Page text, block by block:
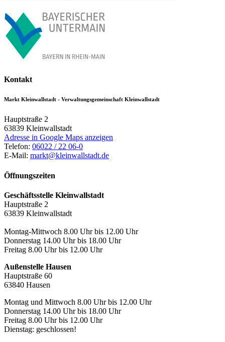
Kontakt
Markt Kleinwallstadt - Verwaltungsgemeinschaft Kleinwallstadt
Hauptstraße 2
63839 Kleinwallstadt
Adresse in Google Maps anzeigen
Telefon: 06022 / 22 06-0
E-Mail: markt@kleinwallstadt.de
Öffnungszeiten
Geschäftsstelle Kleinwallstadt
Hauptstraße 2
63839 Kleinwallstadt
Montag-Mittwoch 8.00 Uhr bis 12.00 Uhr
Donnerstag 14.00 Uhr bis 18.00 Uhr
Freitag 8.00 Uhr bis 12.00 Uhr
Außenstelle Hausen
Hauptstraße 60
63840 Hausen
Montag und Mittwoch 8.00 Uhr bis 12.00 Uhr
Donnerstag 14.00 Uhr bis 18.00 Uhr
Freitag 8.00 Uhr bis 12.00 Uhr
Dienstag: geschlossen!